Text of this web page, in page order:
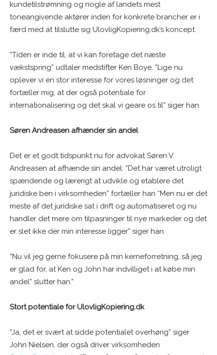
kundetilstrømning og nogle af landets mest
toneangivende aktører inden for konkrete brancher er i
færd med at tilslutte sig UlovligKopiering.dk’s koncept.
”Tiden er inde til, at vi kan foretage det næste
vækstspring” udtaler medstifter Ken Boye. ”Lige nu
oplever vi en stor interesse for vores løsninger og det
fortæller mig, at der også potentiale for
internationalisering og det skal vi geare os til” siger han.
Søren Andreasen afhænder sin andel
Det er et godt tidspunkt nu for advokat Søren V.
Andreasen at afhænde sin andel. ”Det har været utroligt
spændende og lærerigt at udvikle og etablere det
juridiske ben i virksomheden” fortæller han “Men nu er det
meste af det juridiske sat i drift og automatiseret og nu
handler det mere om tilpasninger til nye markeder og det
er slet ikke der min interesse ligger” siger han.
”Nu vil jeg gerne fokusere på min kerneforretning, så jeg
er glad for, at Ken og John har indvilliget i at købe min
andel” slutter han.”
Stort potentiale for UlovligKopiering.dk
”Ja, det er svært at sidde potentialet overhørig” siger
John Nielsen, der også driver virksomheden